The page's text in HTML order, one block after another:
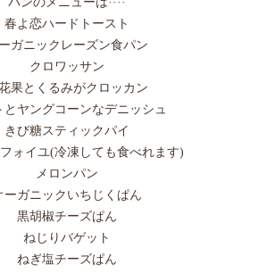
春よ恋ハードトースト
ガニックレーズン食パン
クロワッサン
果とくるみがクロッカン
とヤングコーンなデニッシュ
きび糖スティックパイ
ォイユ(冷凍しても食べれます)
メロンパン
ーガニックいちじくぱん
黒胡椒チーズぱん
ねじりバゲット
ねぎ塩チーズぱん